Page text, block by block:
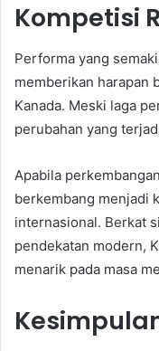
Kompetisi
Performa yang
memberikan harapan
Kanada. Meski laga
perubahan yang
Apabila
berkembang menjadi
internasional. Berkat
pendekatan modern,
menarik pada masa